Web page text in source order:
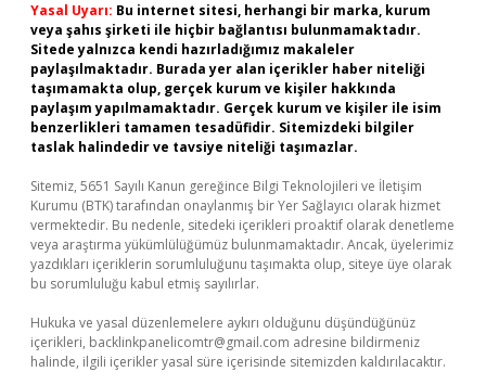
Yasal Uyarı: Bu internet sitesi, herhangi bir marka, kurum
veya şahıs şirketi ile hiçbir bağlantısı bulunmamaktadır.
Sitede yalnızca kendi hazırladığımız makaleler
paylaşılmaktadır. Burada yer alan içerikler haber niteliği
taşımamakta olup, gerçek kurum ve kişiler hakkında
paylaşım yapılmamaktadır. Gerçek kurum ve kişiler ile isim
benzerlikleri tamamen tesadüfidir. Sitemizdeki bilgiler
taslak halindedir ve tavsiye niteliği taşımazlar.
Sitemiz, 5651 Sayılı Kanun gereğince Bilgi Teknolojileri ve İletişim
Kurumu (BTK) tarafından onaylanmış bir Yer Sağlayıcı olarak hizmet
vermektedir. Bu nedenle, sitedeki içerikleri proaktif olarak denetleme
veya araştırma yükümlülüğümüz bulunmamaktadır. Ancak, üyelerimiz
yazdıkları içeriklerin sorumluluğunu taşımakta olup, siteye üye olarak
bu sorumluluğu kabul etmiş sayılırlar.
Hukuka ve yasal düzenlemelere aykırı olduğunu düşündüğünüz
içerikleri, backlinkpanelicomtr@gmail.com adresine bildirmeniz
halinde, ilgili içerikler yasal süre içerisinde sitemizden kaldırılacaktır.